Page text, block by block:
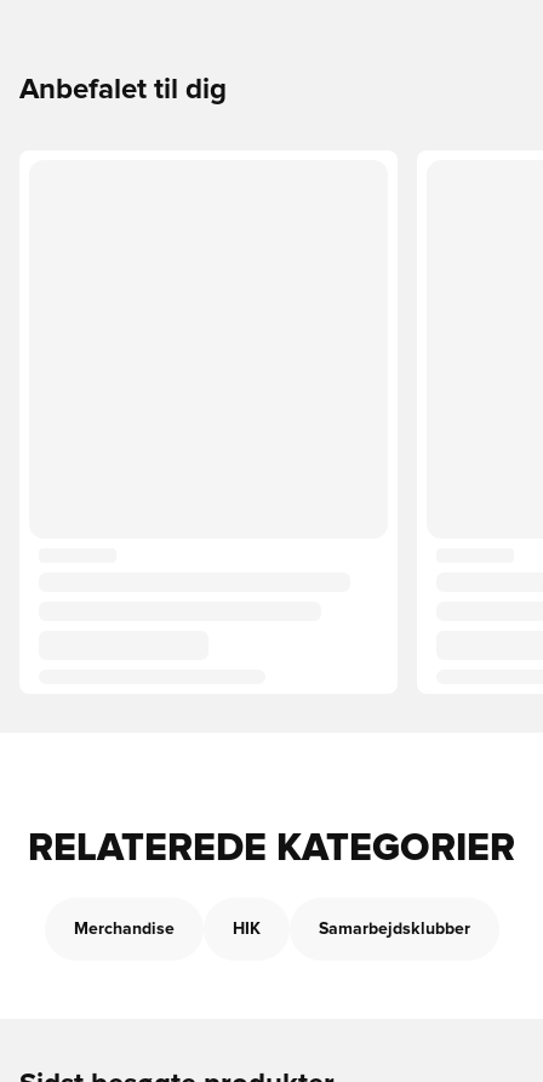
Anbefalet til dig
RELATEREDE KATEGORIER
Merchandise HIK Samarbejdsklubber